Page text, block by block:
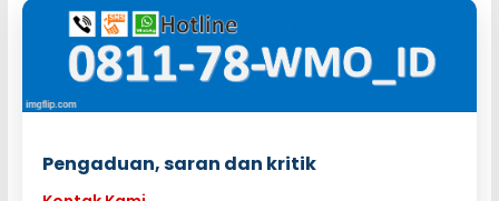
Pengaduan, saran dan kritik